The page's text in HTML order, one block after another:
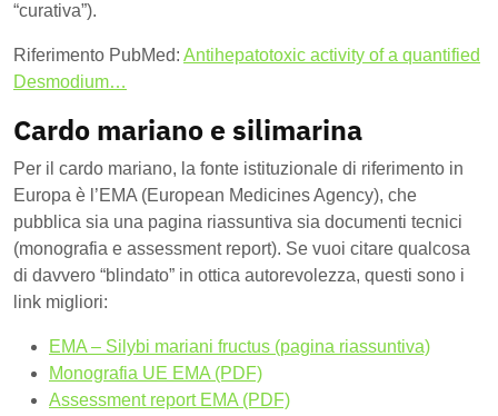
“curativa”).
Riferimento PubMed: Antihepatotoxic activity of a quantified
Desmodium…
Cardo mariano e silimarina
Per il cardo mariano, la fonte istituzionale di riferimento in
Europa è l’EMA (European Medicines Agency), che
pubblica sia una pagina riassuntiva sia documenti tecnici
(monografia e assessment report). Se vuoi citare qualcosa
di davvero “blindato” in ottica autorevolezza, questi sono i
link migliori:
EMA – Silybi mariani fructus (pagina riassuntiva)
Monografia UE EMA (PDF)
Assessment report EMA (PDF)